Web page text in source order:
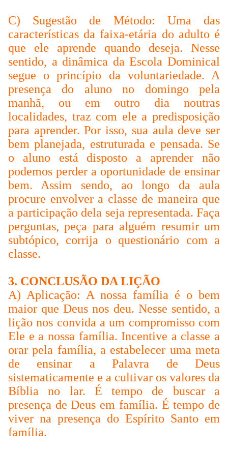
C) Sugestão de Método: Uma das
características da faixa-etária do adulto é
que ele aprende quando deseja. Nesse
sentido, a dinâmica da Escola Dominical
segue o princípio da voluntariedade. A
presença do aluno no domingo pela
manhã, ou em outro dia noutras
localidades, traz com ele a predisposição
para aprender. Por isso, sua aula deve ser
bem planejada, estruturada e pensada. Se
o aluno está disposto a aprender não
podemos perder a oportunidade de ensinar
bem. Assim sendo, ao longo da aula
procure envolver a classe de maneira que
a participação dela seja representada. Faça
perguntas, peça para alguém resumir um
subtópico, corrija o questionário com a
classe.
3. CONCLUSÃO DA LIÇÃO
A) Aplicação: A nossa família é o bem
maior que Deus nos deu. Nesse sentido, a
lição nos convida a um compromisso com
Ele e a nossa família. Incentive a classe a
orar pela família, a estabelecer uma meta
de ensinar a Palavra de Deus
sistematicamente e a cultivar os valores da
Bíblia no lar. É tempo de buscar a
presença de Deus em família. É tempo de
viver na presença do Espírito Santo em
família.